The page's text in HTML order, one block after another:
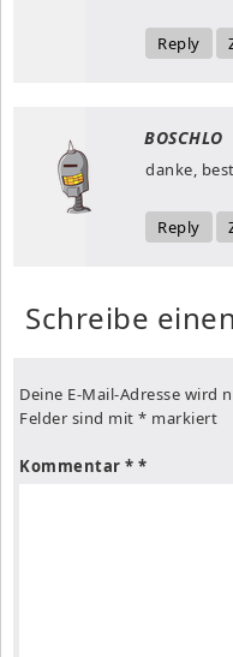
Reply
BOSCHLO
danke,
Reply
Schreibe
Deine E-Mail-Adresse wird
Felder sind mit * markiert
Kommentar *